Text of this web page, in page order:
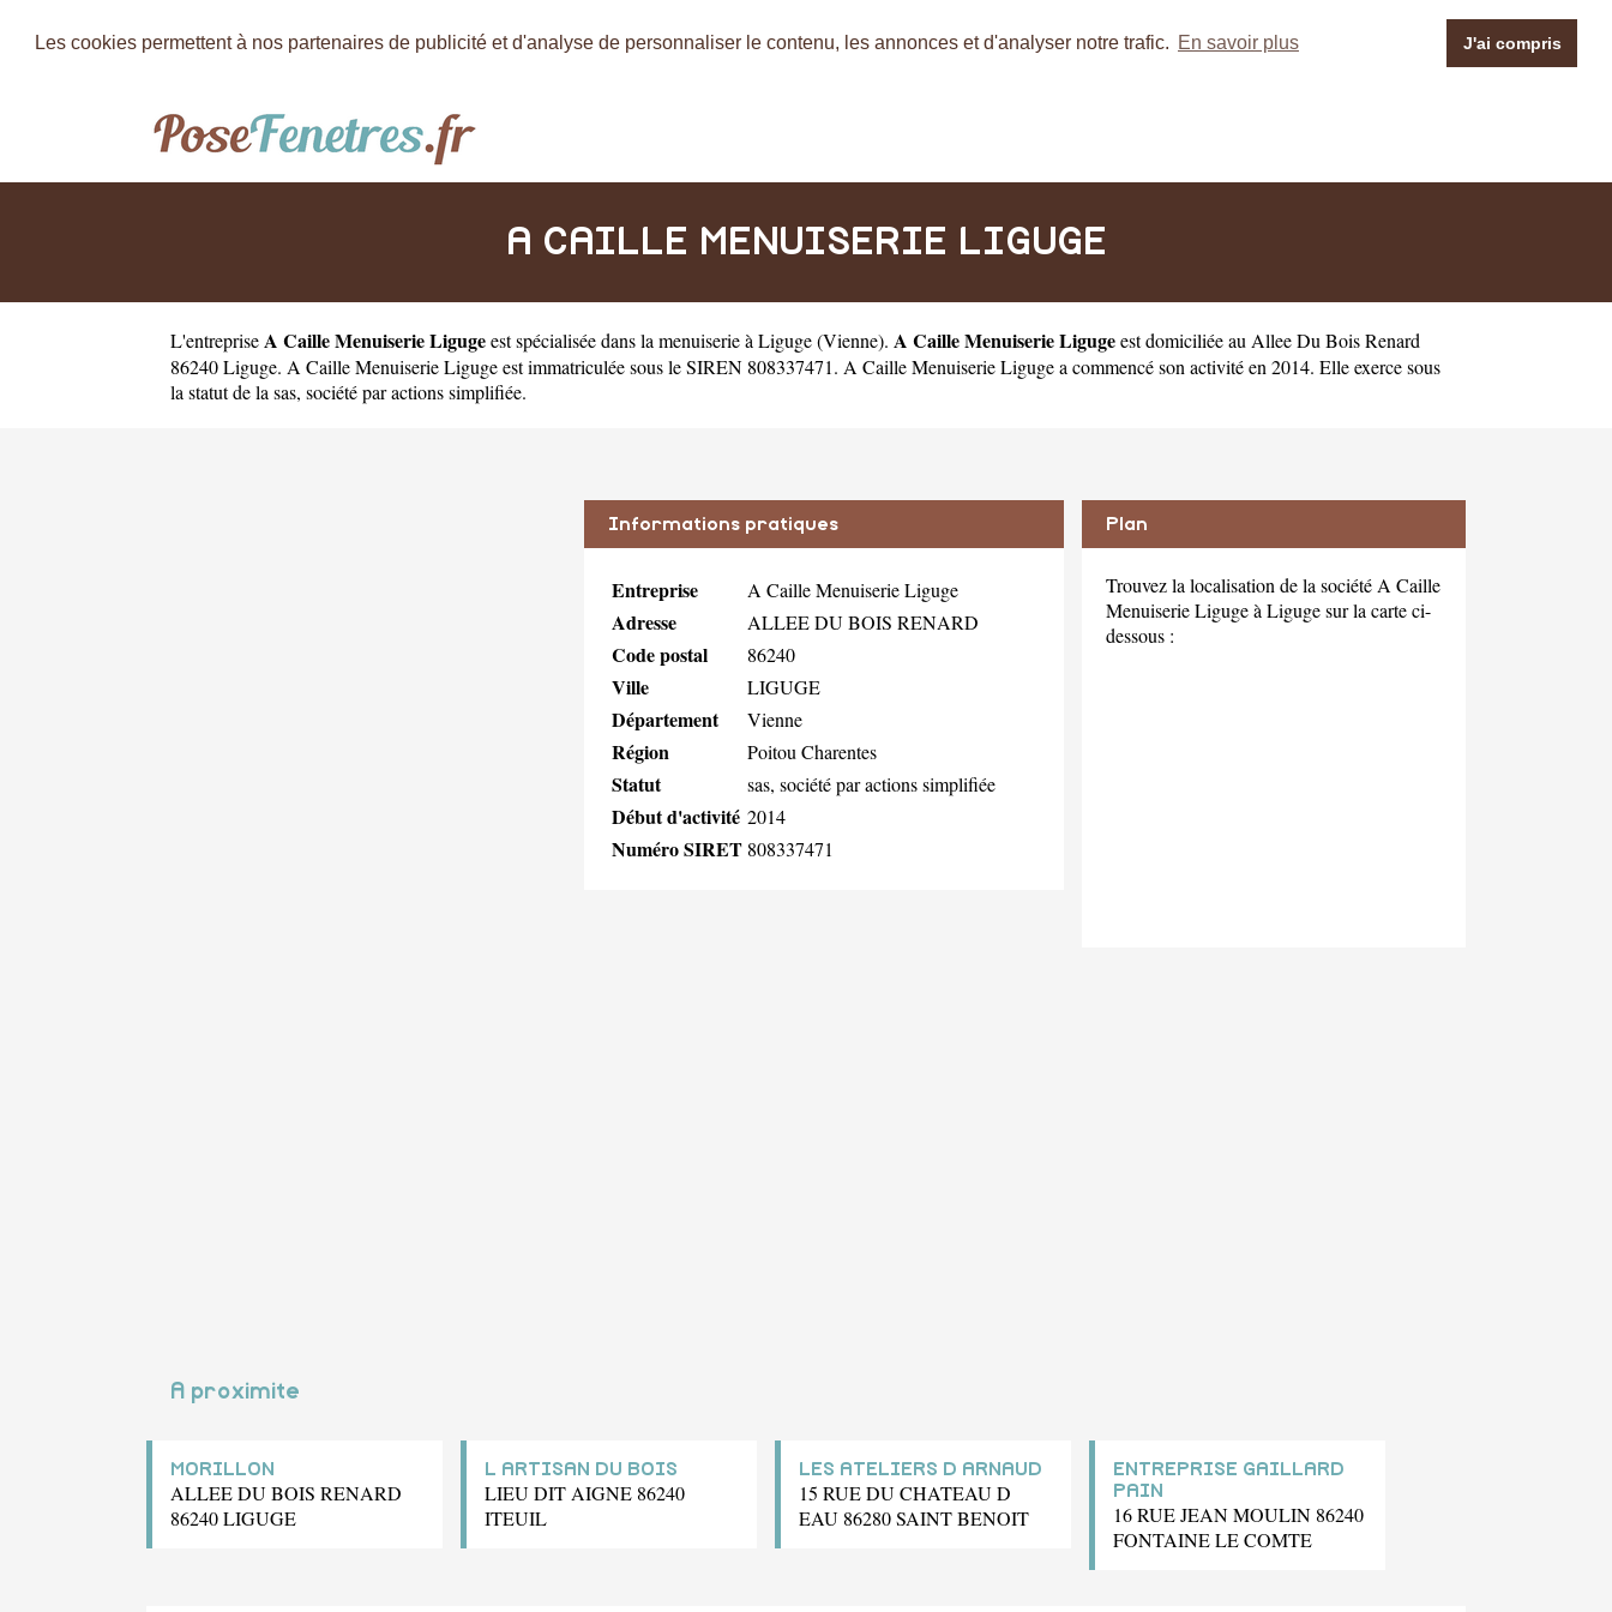
Les cookies permettent à nos partenaires de publicité et d'analyse de personnaliser le contenu, les annonces et d'analyser notre trafic. En savoir plus J'ai compris
A CAILLE MENUISERIE LIGUGE
L'entreprise A Caille Menuiserie Ligugeestspécialisée dans la menuiserie à Liguge(Vienne). A Caille Menuiserie Ligugeest domiciliée au Allee Du Bois Renard
86240 Liguge. A Caille Menuiserie Liguge est immatriculée sous le SIREN 808337471. A Caille Menuiserie Liguge a commencé son activité en 2014. Elle exerce sous
la statut de la sas, société par actions simplifiée.
Informations pratiques
Entreprise A Caille Menuiserie Liguge
Adresse ALLEE DU BOIS RENARD
Code postal 86240
Ville LIGUGE
Département Vienne
Région Poitou Charentes
Statut sas, société par actions simplifiée
Début d'activité 2014
Numéro SIRET 808337471
Plan
Trouvez la localisation de la société A Caille
Menuiserie Liguge à Liguge sur la carte ci-
dessous :
A proximite
MORILLON
ALLEE DU BOIS RENARD
86240 LIGUGE
L ARTISAN DU BOIS
LIEU DIT AIGNE 86240
ITEUIL
LES ATELIERS D ARNAUD
15 RUE DU CHATEAU D
EAU 86280 SAINT BENOIT
ENTREPRISE GAILLARD
PAIN
16 RUE JEAN MOULIN 86240
FONTAINE LE COMTE